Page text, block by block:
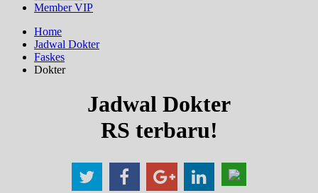
Member VIP
Home
Jadwal Dokter
Faskes
Dokter
Jadwal Dokter
RS terbaru!